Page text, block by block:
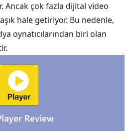
Ancak çok fazla dijital video
hale getiriyor. Bu nedenle,
oynatıcılarından biri olan